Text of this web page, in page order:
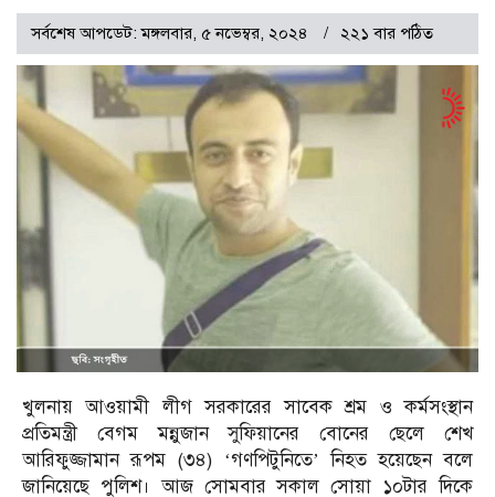
সর্বশেষ আপডেট: মঙ্গলবার, ৫ নভেম্বর, ২০২৪ ২২১ বার পঠিত
খুলনায় আওয়ামী লীগ সরকারের সাবেক শ্রম ও কর্মসংস্থান
প্রতিমন্ত্রী বেগম মন্নুজান সুফিয়ানের বোনের ছেলে শেখ
আরিফুজ্জামান রূপম (৩৪) ‘গণপিটুনিতে’ নিহত হয়েছেন বলে
জানিয়েছে পুলিশ। আজ সোমবার সকাল সোয়া ১০টার দিকে